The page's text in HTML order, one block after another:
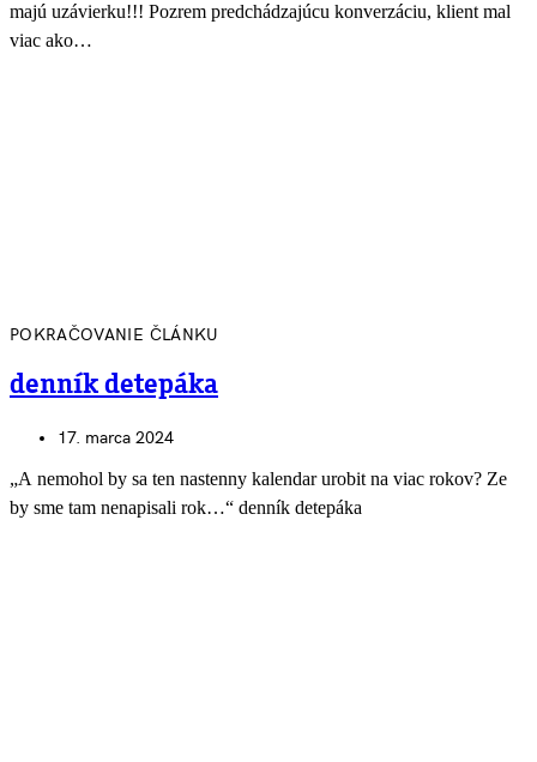
majú uzávierku!!! Pozrem predchádzajúcu konverzáciu, klient mal
viac ako…
POKRAČOVANIE ČLÁNKU
denník detepáka
17. marca 2024
„A nemohol by sa ten nastenny kalendar urobit na viac rokov? Ze
by sme tam nenapisali rok…“ denník detepáka